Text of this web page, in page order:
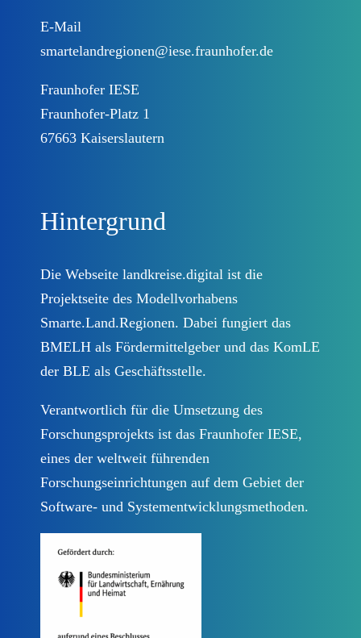
DEUTSCHLAND.DIGITAL
Datenschutzinformationen
Impressum
Newsletter abonnieren
E-Mail
smartelandregionen@iese.fraunhofer.de
Fraunhofer IESE
Fraunhofer-Platz 1
67663 Kaiserslautern
Hintergrund
Die Webseite landkreise.digital ist die
Projektseite des Modellvorhabens
Smarte.Land.Regionen. Dabei fungiert das
BMELH als Fördermittelgeber und das KomLE
der BLE als Geschäftsstelle.
Verantwortlich für die Umsetzung des
Forschungsprojekts ist das Fraunhofer IESE,
eines der weltweit führenden
Forschungseinrichtungen auf dem Gebiet der
Software- und Systementwicklungsmethoden.